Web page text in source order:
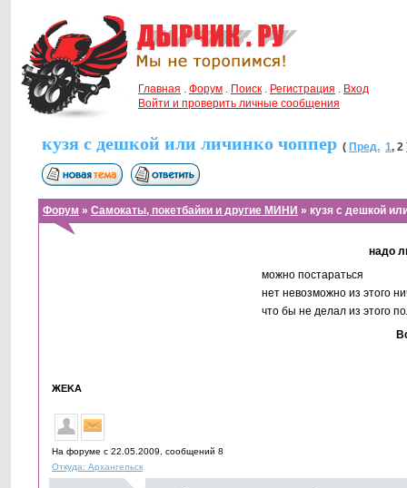
Главная . Форум . Поиск . Регистрация . Вход
Войти и проверить личные сообщения
кузя с дешкой или личинко чоппер ( Пред. 1, 2
Форум » Самокаты, покетбайки и другие МИНИ » кузя с дешкой
надо
можно постараться
нет невозможно из этого
что бы не делал из этого
ЖЕKА
На форуме с 22.05.2009, cообщений 8
Откуда: Архангельск